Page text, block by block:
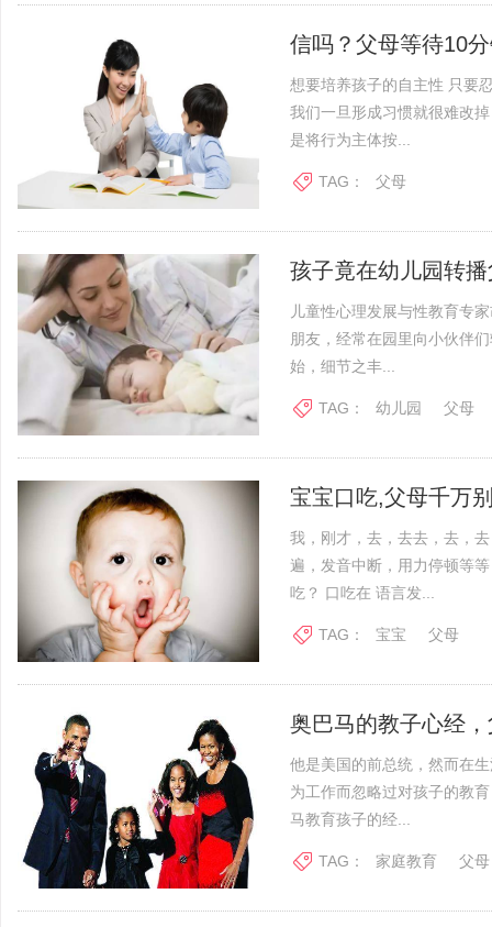
信吗？父母等待10
想要培养孩子的自主性 只要
我们一旦形成习惯就很难改
是将行为主体按...
TAG： 父母
孩子竟在幼儿园转
儿童性心理发展与性教育专
朋友，经常在园里向小伙伴
始，细节之丰...
TAG： 幼儿园 父母
宝宝口吃,父母千万
我，刚才，去，去去，去，
遍，发音中断，用力停顿等
吃？ 口吃在 语言发...
TAG： 宝宝 父母
奥巴马的教子心经
他是美国的前总统，然而在
为工作而忽略过对孩子的教
马教育孩子的经...
TAG： 家庭教育 父母